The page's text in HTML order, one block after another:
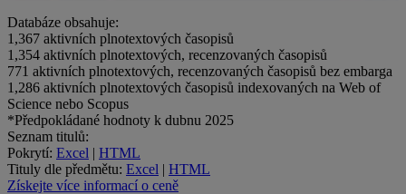
Databáze obsahuje:
1,367 aktivních plnotextových časopisů
1,354 aktivních plnotextových, recenzovaných časopisů
771 aktivních plnotextových, recenzovaných časopisů bez embarga
1,286 aktivních plnotextových časopisů indexovaných na Web of
Science nebo Scopus
*Předpokládané hodnoty k dubnu 2025
Seznam titulů:
Pokrytí: Excel | HTML
Tituly dle předmětu: Excel | HTML
Získejte více informací o ceně